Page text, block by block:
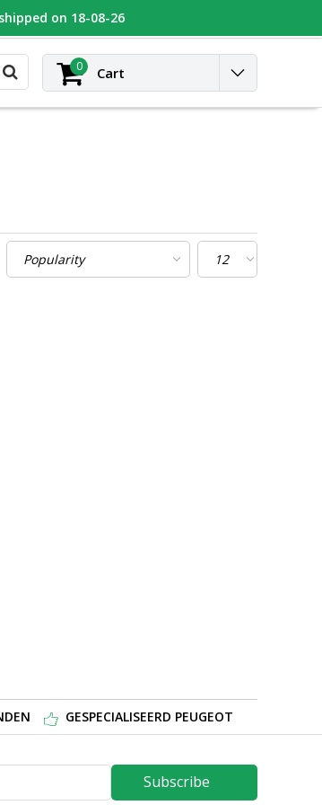
0 Cart
GESPECIALISEERD PEUGEOT
Subscribe
on 18-08-26